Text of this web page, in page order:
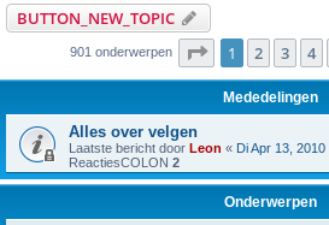
BUTTON_NEW_TOPIC
901 onderwerpen Pagina van 19
1 2 3 4
Mededelingen
Alles over velgen
Laatste bericht door Leon « Di Apr 13, 2010
ReactiesCOLON 2
Onderwerpen